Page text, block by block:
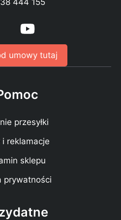
umowy tutaj
przesyłki
reklamacje
sklepu
prywatności